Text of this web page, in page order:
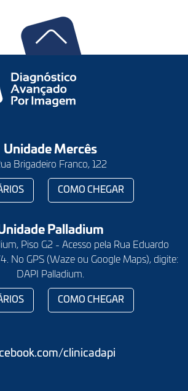
Unidade Mercês
Brigadeiro Franco, 122
COMO CHEGAR
Palladium
Piso G2 - Acesso pela Rua Eduardo
No GPS (Waze ou Google Maps), digite:
DAPI Palladium.
COMO CHEGAR
clinicadapi